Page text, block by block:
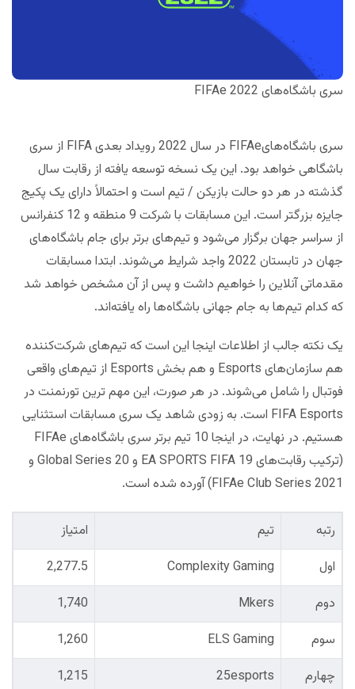
سری باشگاه‌های FIFAe 2022
سری‌ باشگاه‌هایFIFAe در سال 2022 رویداد بعدی FIFA از سری
باشگاهی خواهد بود. این یک نسخه توسعه یافته از رقابت سال
گذشته در هر دو حالت بازیکن / تیم است و احتمالاً دارای یک پکیج
جایزه بزرگتر است. این مسابقات با شرکت 9 منطقه و 12 کنفرانس
از سراسر جهان برگزار می‌شود و تیم‌های برتر برای جام باشگاه‌های
جهان در تابستان 2022 واجد شرایط می‌شوند. ابتدا مسابقات
مقدماتی آنلاین را خواهیم داشت و پس از آن مشخص خواهد شد
که کدام تیم‌ها به جام جهانی باشگاه‌ها راه یافته‌اند.
یک نکته جالب از اطلاعات اینجا این است که تیم‌های شرکت‌کننده
هم سازمان‌های Esports و هم بخش Esports از تیم‌های واقعی
فوتبال را شامل می‌شوند. در هر صورت، این مهم ترین تورنمنت در
FIFA Esports است. به زودی شاهد یک سری مسابقات استثنایی
هستیم. در نهایت، در اینجا 10 تیم برتر سری باشگاه‌های FIFAe
(ترکیب رقابت‌های EA SPORTS FIFA 19 و 20 Global Series و
FIFAe Club Series 2021) آورده شده است.
رتبه تیم
امتیاز
اول
Complexity Gaming
2,277.5
دوم
Mkers
1,740
سوم
ELS Gaming
1,260
چهارم
25esports
1,215